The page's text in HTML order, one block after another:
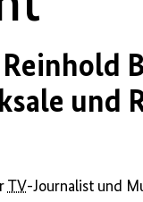
und
TV-Journalist und